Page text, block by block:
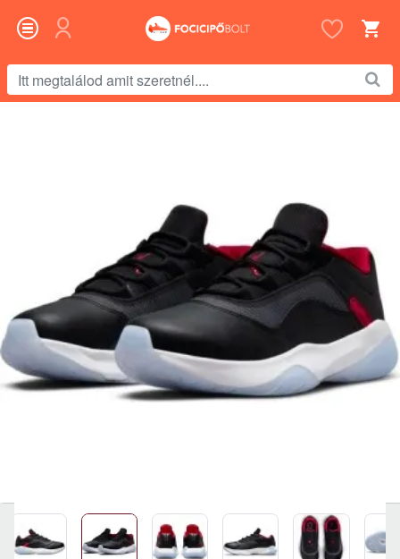
megtalálod